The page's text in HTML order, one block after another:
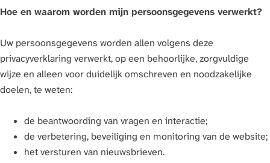
Hoe en waarom worden mijn persoonsgegevens verwerkt?
Uw persoonsgegevens worden allen volgens deze
privacyverklaring verwerkt, op een behoorlijke, zorgvuldige
wijze en alleen voor duidelijk omschreven en noodzakelijke
doelen, te weten:
de beantwoording van vragen en interactie;
de verbetering, beveiliging en monitoring van de website;
het versturen van nieuwsbrieven.